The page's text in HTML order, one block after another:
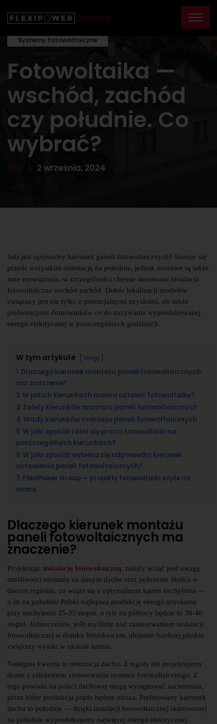
Systemy fotowoltaiczne
Fotowoltaika —
wschód, zachód
czy południe. Co
wybrać?
FPG 2 września, 2024
Jaki jest optymalny kierunek paneli fotowoltaicznych? Stosuje się
przede wszystkim orientację na południe, jednak możliwe są także
inne rozwiązania, w szczególności chętnie stosowana instalacja
fotowoltaiczna wschód-zachód. Dobór lokalizacji modułów
związany jest nie tylko z potencjalnymi uzyskami, ale także
preferencjami domowników co do zużywania wyprodukowanej
energii elektrycznej w poszczególnych godzinach.
W tym artykule Ukryj
1 Dlaczego kierunek montażu paneli fotowoltaicznych
ma znaczenie?
2 W jakich kierunkach można ustawić fotowoltaikę?
3 Zalety kierunków montażu paneli fotowoltaicznych
4 Wady kierunków montażu paneli fotowoltaicznych
5 W jaki sposób różni się praca fotowoltaiki na
poszczególnych kierunkach?
6 W jaki sposób wybiera się odpowiedni kierunek
ustawienia paneli fotowoltaicznych?
7 FlexiPower Group — projekty fotowoltaiki szyte na
miarę
Dlaczego kierunek montażu
paneli fotowoltaicznych ma
znaczenie?
Projektując instalację fotowoltaiczną, należy wziąć pod uwagę
możliwości montażu na danym dachu oraz położenie Słońca w
danym regionie, co wiąże się z optymalnym kątem nachylenia —
o ile na południu Polski najlepszą produkcję energii uzyskamy
przy nachyleniu 25-35 stopni, o tyle na północy będzie to 30-40
stopni. Jednocześnie, jeśli myślimy nad zastosowaniem instalacji
fotowoltaicznej w domku letniskowym, ułożenie bardziej płaskie
zwiększy wyniki w okresie letnim.
Następna kwestia to orientacja dachu. Z reguły nie projektujemy
domu z założeniem zastosowania systemu fotowoltaicznego. Z
tego powodu na połaci dachowej mogą występować zacienienia,
przez które produkcja prądu będzie niższa. Preferowany kierunek
dachu to południe — dzięki instalacji fotowoltaicznej skierowanej
na południe wyprodukujemy najwięcej energii elektrycznej.